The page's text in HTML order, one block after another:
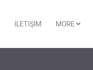
İLETIŞIM MORE